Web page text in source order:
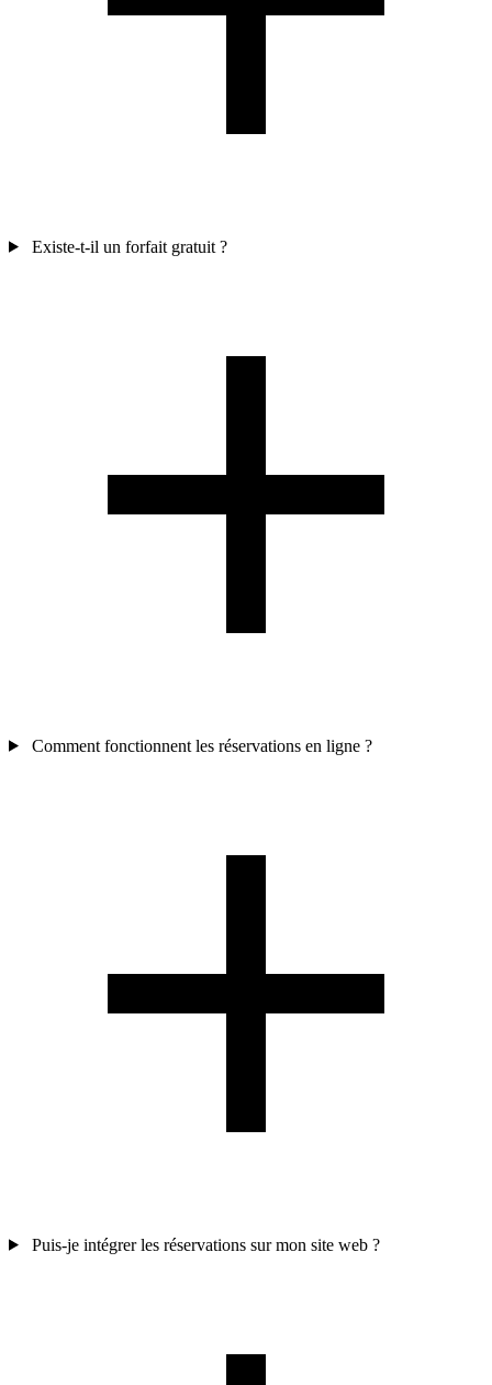
Existe-t-il un forfait gratuit ?
Comment fonctionnent les réservations en ligne ?
Puis-je intégrer les réservations sur mon site web ?